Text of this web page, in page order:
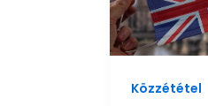
Közzététel